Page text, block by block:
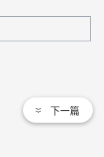
下一篇